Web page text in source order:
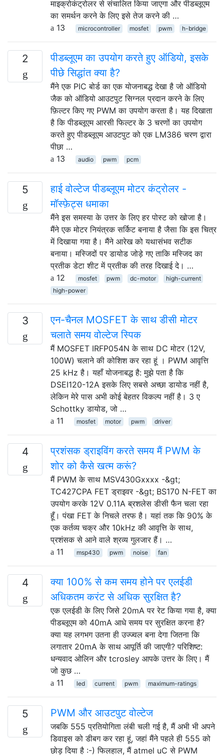
माइक्रोकंट्रोलर से संचालित किया जाएगा और पीडब्लूएम
का समर्थन करने के लिए इसे तेज करने की …
13
microcontroller mosfet pwm h-bridge
2
पीडब्लूएम का उपयोग करते हुए ऑडियो, इसके
पीछे सिद्धांत क्या है?
मैंने एक PIC बोर्ड का एक योजनाबद्ध देखा है जो ऑडियो
जैक को ऑडियो आउटपुट सिग्नल प्रदान करने के लिए
फ़िल्टर किए गए PWM का उपयोग करता है। यह दिखाता
है कि पीडब्लूएम आरसी फिल्टर के 3 चरणों का उपयोग
करते हुए पीडब्लूएम आउटपुट को एक LM386 चरण द्वारा
पीछा …
13
audio pwm pcm
5
हाई वोल्टेज पीडब्लूएम मोटर कंट्रोलर -
मॉस्फ़ेट्स धमाका
मैंने इस समस्या के उत्तर के लिए हर पोस्ट को खोजा है।
मैंने एक मोटर नियंत्रक सर्किट बनाया है जैसा कि इस चित्र
में दिखाया गया है। मैंने आरेख को यथासंभव सटीक
बनाया। मस्जिदों पर डायोड जोड़े गए ताकि मस्जिद का
प्रतीक डेटा शीट में प्रतीक की तरह दिखाई दे। …
12
mosfet pwm dc-motor
high-current
high-power
3
एन-चैनल MOSFET के साथ डीसी मोटर
चलाते समय वोल्टेज स्पिक
मैं MOSFET IRFP054N के साथ DC मोटर (12V,
100W) चलाने की कोशिश कर रहा हूं । PWM आवृत्ति
25 kHz है। यहाँ योजनाबद्ध है: मुझे पता है कि
DSEI120-12A इसके लिए सबसे अच्छा डायोड नहीं है,
लेकिन मेरे पास अभी कोई बेहतर विकल्प नहीं है। 3 ए
Schottky डायोड, जो …
11
mosfet motor pwm driver
4
प्रशंसक ड्राइविंग करते समय मैं PWM के
शोर को कैसे खत्म करूं?
मैं PWM के साथ MSV430Gxxxx -&gt;
TC427CPA FET ड्राइवर -&gt; BS170 N-FET का
उपयोग करके 12V 0.11A ब्रशलेस डीसी फैन चला रहा
हूँ। पंखा FET के निचले तरफ है। यहां तक ​​कि 90% के
एक कर्तव्य चक्र और 10kHz की आवृत्ति के साथ,
प्रशंसक से आने वाले श्रव्य गुलजार हैं। …
11
msp430 pwm noise fan
4
क्या 100% से कम समय होने पर एलईडी
अधिकतम करंट से अधिक सुरक्षित है?
एक एलईडी के लिए जिसे 20mA पर रेट किया गया है, क्या
पीडब्लूएम को 40mA आधे समय पर सुरक्षित करना है?
क्या यह लगभग उतना ही उज्ज्वल बना देगा जितना कि
लगातार 20mA के साथ आपूर्ति की जाएगी? परिशिष्ट:
धन्यवाद ओलिन और tcrosley आपके उत्तर के लिए। मैं
जो कुछ …
11
led current pwm maximum-ratings
5 PWM और आउटपुट वोल्टेज
जबकि 555 प्रतियोगिता लंबी चली गई है, मैं अभी भी अपने
डिवाइस को डीबग कर रहा हूं, जहां मैंने पहले ही 555 को
छोड़ दिया है :-) फिलहाल, मैं atmel uC से PWM